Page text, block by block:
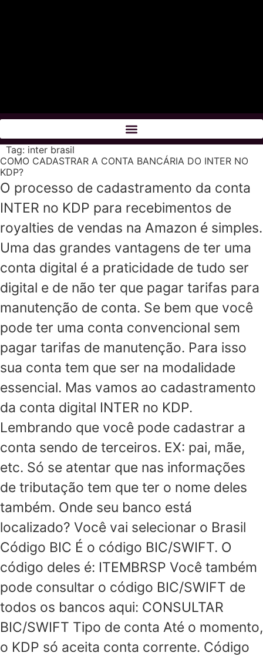
Tag: inter brasil
COMO CADASTRAR A CONTA BANCÁRIA DO INTER NO
KDP?
O processo de cadastramento da conta
INTER no KDP para recebimentos de
royalties de vendas na Amazon é simples.
Uma das grandes vantagens de ter uma
conta digital é a praticidade de tudo ser
digital e de não ter que pagar tarifas para
manutenção de conta. Se bem que você
pode ter uma conta convencional sem
pagar tarifas de manutenção. Para isso
sua conta tem que ser na modalidade
essencial. Mas vamos ao cadastramento
da conta digital INTER no KDP.
Lembrando que você pode cadastrar a
conta sendo de terceiros. EX: pai, mãe,
etc. Só se atentar que nas informações
de tributação tem que ter o nome deles
também. Onde seu banco está
localizado? Você vai selecionar o Brasil
Código BIC É o código BIC/SWIFT. O
código deles é: ITEMBRSP Você também
pode consultar o código BIC/SWIFT de
todos os bancos aqui: CONSULTAR
BIC/SWIFT Tipo de conta Até o momento,
o KDP só aceita conta corrente. Código